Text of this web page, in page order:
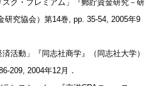
スク・プレミアム」『郵貯資金研究－研
研究協会）第14巻, pp. 35-54, 2005年9
活動」『同志社商学』（同志社大学）
209, 2004年12月．